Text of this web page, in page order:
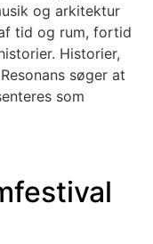
og arkitektur
tid og rum, fortid
Historier,
søger at
som